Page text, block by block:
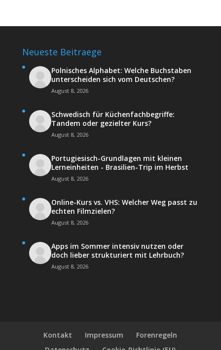
Neueste Beitraege
Polnisches Alphabet: Welche Buchstaben
unterscheiden sich vom Deutschen?
August 8, 2026
Schwedisch für Küchenfachbegriffe:
Tandem oder gezielter Kurs?
August 8, 2026
Portugiesisch-Grundlagen mit kleinen
Lerneinheiten - Brasilien-Trip im Herbst
August 8, 2026
Online-Kurs vs. VHS: Welcher Weg passt zu
echten Filmzielen?
August 8, 2026
Apps im Sommer intensiv nutzen oder
doch lieber strukturiert mit Lehrbuch?
August 8, 2026
Kontakt Impressum
Forenregeln